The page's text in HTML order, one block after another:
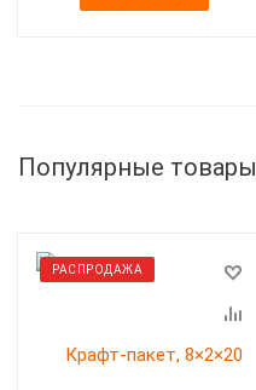
Популярные товары
РАСПРОДАЖА